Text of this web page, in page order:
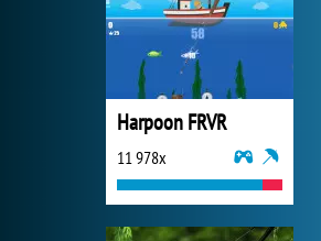
Harpoon FRVR
11 978x